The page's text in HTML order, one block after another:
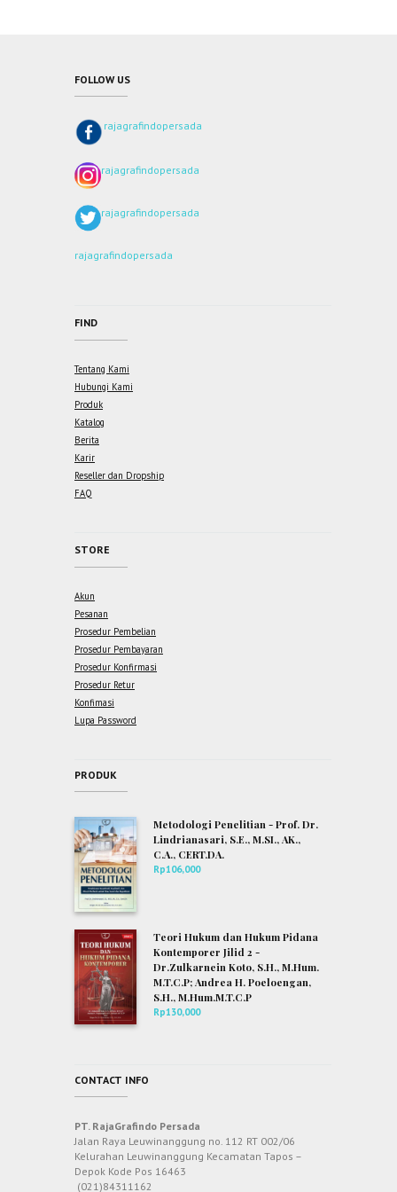
FOLLOW US
rajagrafindopersada
rajagrafindopersada
rajagrafindopersada
rajagrafindopersada
FIND
Tentang Kami
Hubungi Kami
Produk
Katalog
Berita
Karir
Reseller dan Dropship
FAQ
STORE
Akun
Pesanan
Prosedur Pembelian
Prosedur Pembayaran
Prosedur Konfirmasi
Prosedur Retur
Konfimasi
Lupa Password
PRODUK
Metodologi Penelitian - Prof. Dr.
Lindrianasari, S.E., M.SI., AK.,
C.A., CERT.DA.
Rp106,000
Teori Hukum dan Hukum Pidana
Kontemporer Jilid 2 -
Dr.Zulkarnein Koto, S.H., M.Hum.
M.T.C.P; Andrea H. Poeloengan,
S.H., M.Hum.M.T.C.P
Rp130,000
CONTACT INFO
PT. RajaGrafindo Persada
Jalan Raya Leuwinanggung no. 112 RT 002/06
Kelurahan Leuwinanggung Kecamatan Tapos –
Depok Kode Pos 16463
(021)84311162